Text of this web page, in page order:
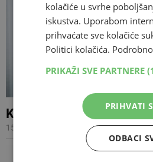
Koliko nam je potrebno
15.10.2017 20:44
kolačiće u svrhe
iskustva. Uporabom
prihvaćate sve kolačiće
Politici kolačića. Podrobno
PRIKAŽI SVE PARTNERE
PRIHVATI
ODBACI